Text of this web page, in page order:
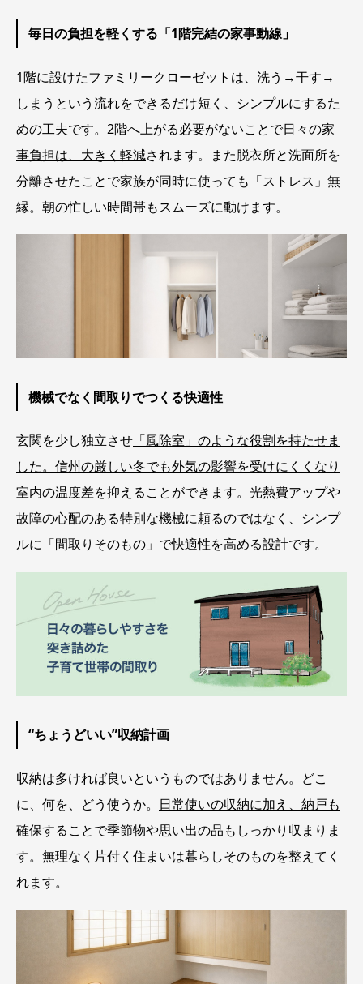
毎日の負担を軽くする「1階完結の家事動線」
1階に設けたファミリークローゼットは、洗う→干す→
しまうという流れをできるだけ短く、シンプルにするた
めの工夫です。 2階へ上がる必要がないことで日々の家
事負担は、大きく軽減されます。また脱衣所と洗面所を
分離させたことで家族が同時に使っても「ストレス」無
縁。朝の忙しい時間帯もスムーズに動けます。
機械でなく間取りでつくる快適性
玄関を少し独立させ 「風除室」のような役割を持たせま
した。信州の厳しい冬でも外気の影響を受けにくくなり
室内の温度差を抑えることができます。光熱費アップや
故障の心配のある特別な機械に頼るのではなく、シンプ
ルに「間取りそのもの」で快適性を高める設計です。
“ちょうどいい”収納計画
収納は多ければ良いというものではありません。どこ
に、何を、どう使うか。 日常使いの収納に加え、納戸も
確保することで季節物や思い出の品もしっかり収まりま
す。無理なく片付く住まいは暮らしそのものを整えてく
れます。